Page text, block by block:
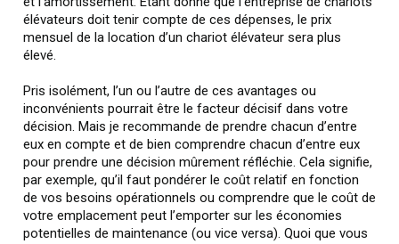
élévateurs doit tenir compte de ces dépenses, le prix
mensuel de la location d’un chariot élévateur sera plus
élevé.
Pris isolément, l’un ou l’autre de ces avantages ou
inconvénients pourrait être le facteur décisif dans votre
décision. Mais je recommande de prendre chacun d’entre
eux en compte et de bien comprendre chacun d’entre eux
pour prendre une décision mûrement réfléchie. Cela signifie,
par exemple, qu’il faut pondérer le coût relatif en fonction
de vos besoins opérationnels ou comprendre que le coût de
votre emplacement peut l’emporter sur les économies
potentielles de maintenance (ou vice versa). Quoi que vous